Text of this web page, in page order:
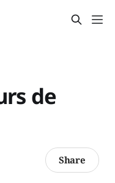
de
Share